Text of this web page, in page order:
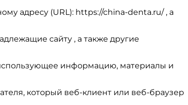
адресу (URL): https://china-denta.ru/ , а
сайту , а также другие
использующее информацию, материалы и
который веб-клиент или веб-браузер